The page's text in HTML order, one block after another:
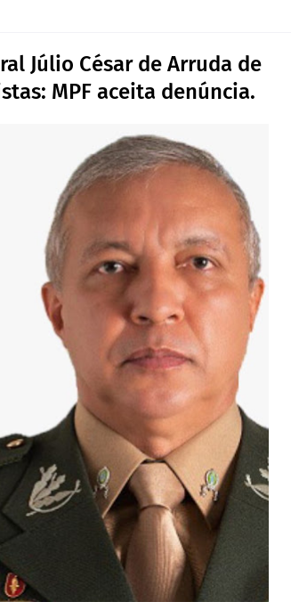
Júlio César de Arruda de
MPF aceita denúncia.